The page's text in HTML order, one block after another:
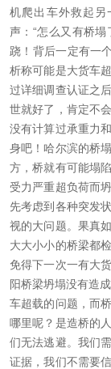
机爬出车外救起
声：“怎么又有桥
跷！背后一定有一
析称可能是大货车
过详细调查认证之
世就好了，肯定不
没有计算过承重力
身吧！哈尔滨的桥
方，桥就有可能塌
受力严重超负荷而
先考虑到各种突发
视的大问题。果真
大大小小的桥梁都
免得下一次一有大
阳桥梁坍塌没有造
车超载的问题，而
哪里呢？是造桥的
们无法逃避。我们
证据，我们不需要